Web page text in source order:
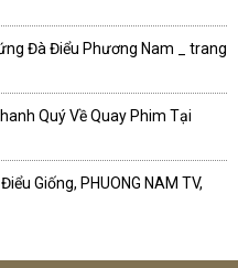
Đà Điểu Phương Nam _ trang
Quý Về Quay Phim Tại
Giống, PHUONG NAM TV,